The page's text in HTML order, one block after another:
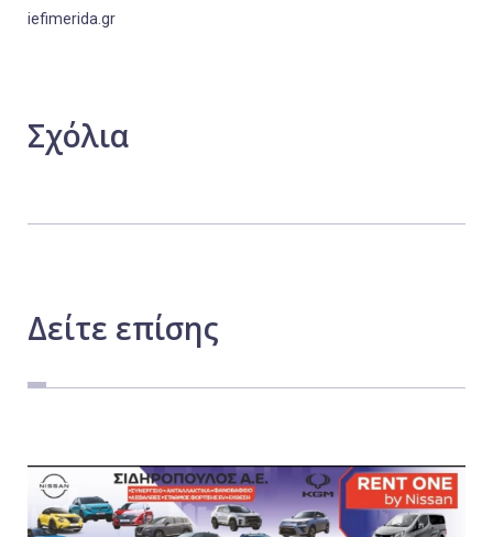
iefimerida.gr
Σχόλια
Δείτε επίσης